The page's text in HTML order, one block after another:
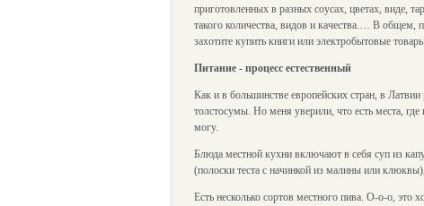
приготовленных в разных соусах, цветах, виде,
такого количества, видов и качества.… В общем,
захотите купить книги или электробытовые
Питание - процесс естественный
Как и в большинстве европейских стран, в
толстосумы. Но меня уверили, что есть места,
могу.
Блюда местной кухни включают в себя суп из
(полоски теста с начинкой из малины или
Есть несколько сортов местного пива. О-о-о, это